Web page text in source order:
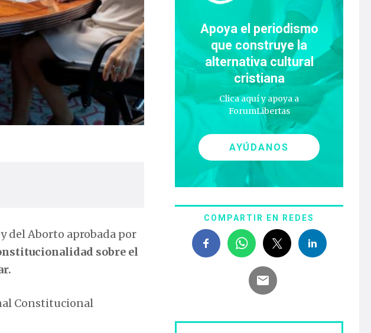
del Aborto aprobada por
sobre el
Constitucional
Apoya el periodismo
que construye la
alternativa cultural
cristiana
Clica aquí y apoya a
ForumLibertas
AYÚDANOS
COMPARTIR EN REDES